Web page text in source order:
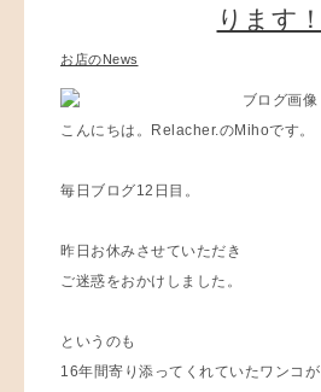
ります！
お店のNews
こんにちは。Relacher.のMihoです。
毎日ブログ12日目。
昨日お休みさせていただき
ご迷惑をおかけしました。
というのも
16年間寄り添ってくれていたワンコが